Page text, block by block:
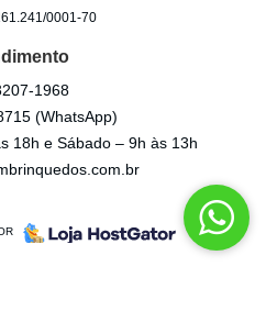
0001-70
1968
(WhatsApp)
18h e Sábado – 9h às 13h